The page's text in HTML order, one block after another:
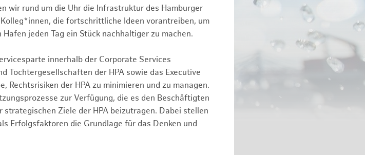
wir rund um die Uhr die Infrastruktur des Hamburger
die fortschrittliche Ideen vorantreiben, um
jeden Tag ein Stück nachhaltiger zu machen.
innerhalb der Corporate Services
Tochtergesellschaften der HPA sowie das Executive
Rechtsrisiken der HPA zu minimieren und zu managen.
zur Verfügung, die es den Beschäftigten
strategischen Ziele der HPA beizutragen. Dabei stellen
Erfolgsfaktoren die Grundlage für das Denken und